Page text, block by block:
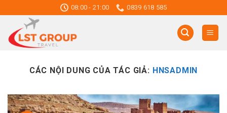
to
content
08:00 - 21:00 0839 618 585
CÁC NỘI DUNG CỦA TÁC GIẢ: HNSADMIN